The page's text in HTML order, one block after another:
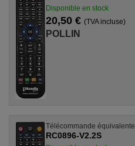
Disponible en stock
20,50 € (TVA incluse)
POLLIN
Télécommande équivalente
RC0896-V2.2S